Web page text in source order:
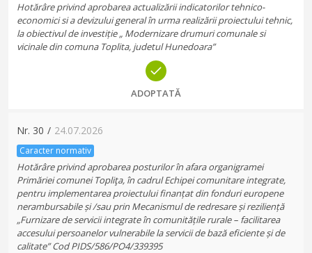
Hotărâre privind aprobarea actualizării indicatorilor tehnico-
economici si a devizului general în urma realizării proiectului tehnic,
la obiectivul de investiție „ Modernizare drumuri comunale si
vicinale din comuna Toplita, judetul Hunedoara”
ADOPTATĂ
Nr. 30 / 24.07.2026
Caracter normativ
Hotărâre privind aprobarea posturilor în afara organigramei
Primăriei comunei Topliţa, în cadrul Echipei comunitare integrate,
pentru implementarea proiectului finanțat din fonduri europene
nerambursabile și /sau prin Mecanismul de redresare și reziliență
„Furnizare de servicii integrate în comunitățile rurale – facilitarea
accesului persoanelor vulnerabile la servicii de bază eficiente și de
calitate” Cod PIDS/586/PO4/339395